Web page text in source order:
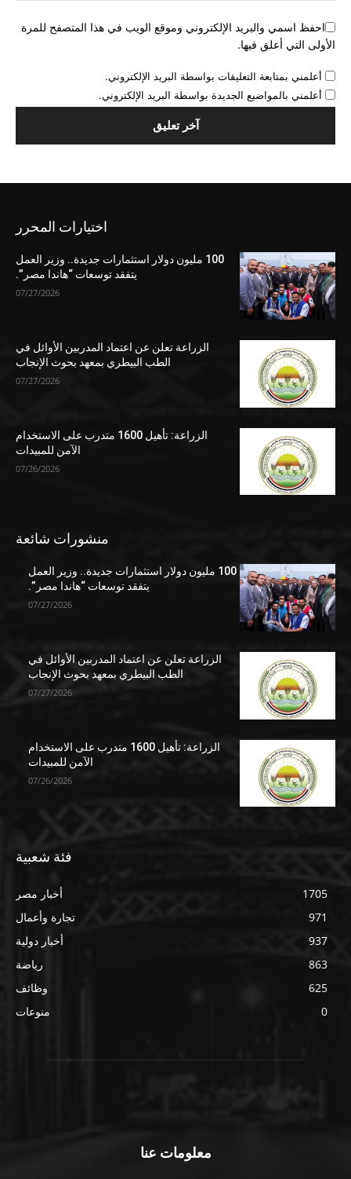
احفظ اسمي والبريد الإلكتروني وموقع الويب في هذا المتصفح للمرة
الأولى التي أعلق فيها.
أعلمني بمتابعة التعليقات بواسطة البريد الإلكتروني.
أعلمني بالمواضيع الجديدة بواسطة البريد الإلكتروني.
اختيارات المحرر
100 مليون دولار استثمارات جديدة.. وزير العمل
يتفقد توسعات “هاندا مصر”.
07/27/2026
الزراعة تعلن عن اعتماد المدربين الأوائل في
الطب البيطري بمعهد بحوث الإنجاب
07/27/2026
الزراعة: تأهيل 1600 متدرب على الاستخدام
الآمن للمبيدات
07/26/2026
منشورات شائعة
100 مليون دولار استثمارات جديدة.. وزير العمل
يتفقد توسعات “هاندا مصر”.
07/27/2026
الزراعة تعلن عن اعتماد المدربين الأوائل في
الطب البيطري بمعهد بحوث الإنجاب
07/27/2026
الزراعة: تأهيل 1600 متدرب على الاستخدام
الآمن للمبيدات
07/26/2026
فئة شعبية
أخبار مصر
1705
تجارة وأعمال
971
أخبار دولية
937
رياضة
863
وظائف
625
منوعات
0
معلومات عنا